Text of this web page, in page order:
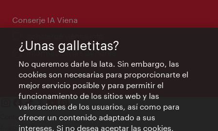
Conserje IA Viena
Información las 24 horas
Contacto
Aviso legal
¿Unas galletitas?
No queremos darle la lata. Sin embargo, las
cookies son necesarias para proporcionarte el
mejor servicio posible y para permitir el
funcionamiento de los sitios web y las
valoraciones de los usuarios, así como para
ofrecer un contenido adaptado a sus
intereses. Si no desea aceptar las cookies,